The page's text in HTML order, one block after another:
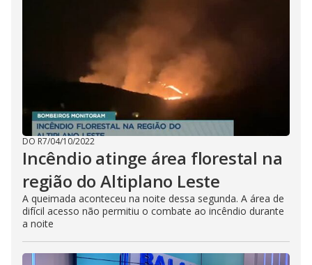
DO R7/04/10/2022
Incêndio atinge área florestal na
região do Altiplano Leste
A queimada aconteceu na noite dessa segunda. A área de
difícil acesso não permitiu o combate ao incêndio durante
a noite